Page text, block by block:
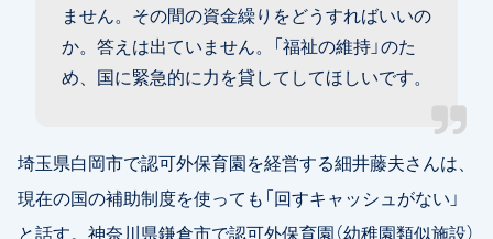
ません。その間の資金繰りをどうすればいいの
か。答えは出ていません。「福祉の維持」のた
め、国に緊急的に力を貸してしてほしいです。
埼玉県白岡市で認可外保育園を経営する細井藤夫さんは、
現在の国の補助制度を使っても「回すキャッシュがない」
と話す。神奈川県鎌倉市で認可外保育園（幼稚園類似施設）